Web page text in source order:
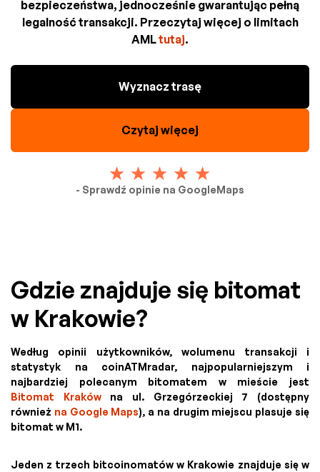
bezpieczeństwa, jednocześnie gwarantując pełną
legalność transakcji. Przeczytaj więcej o limitach
AMLtutaj.
Wyznacz trasę
Czytaj więcej
- Sprawdź opinie na GoogleMaps
Gdzie znajduje się bitomat
w Krakowie?
Według opinii użytkowników, wolumenu transakcji i
statystyk na coinATMradar, najpopularniejszym i
najbardziej polecanym bitomatem w mieście jest
Bitomat Krakówna ul. Grzegórzeckiej 7 (dostępny
również na Google Maps), a na drugim miejscu plasuje się
bitomat w M1.
Jeden z trzech bitcoinomatów w Krakowie znajduje się w